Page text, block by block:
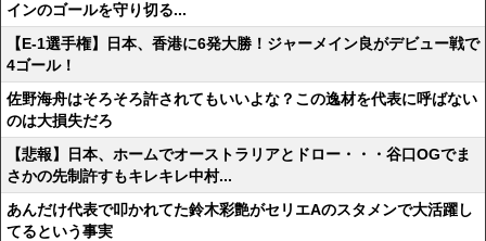
インのゴールを守り切る...
【E-1選手権】日本、香港に6発大勝！ジャーメイン良がデビュー戦で
4ゴール！
佐野海舟はそろそろ許されてもいいよな？この逸材を代表に呼ばない
のは大損失だろ
【悲報】日本、ホームでオーストラリアとドロー・・・谷口OGでま
さかの先制許すもキレキレ中村...
あんだけ代表で叩かれてた鈴木彩艶がセリエAのスタメンで大活躍し
てるという事実